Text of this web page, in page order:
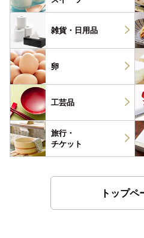
雑貨・ 日用品
卵
工芸品
旅行・
チケット
トップペ